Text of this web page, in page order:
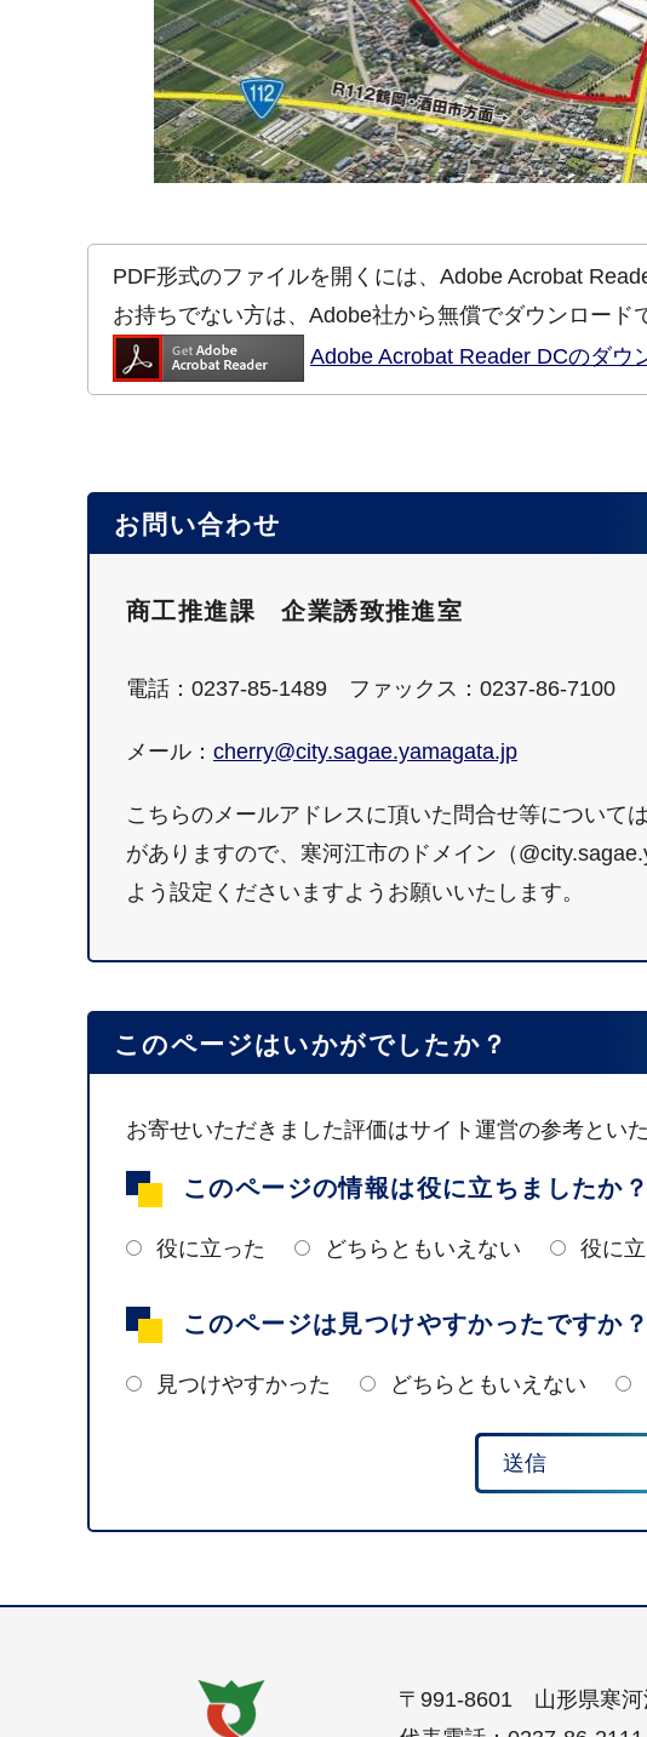
PDF形式のファイルを開くには、Adobe Acrobat
お持ちでない方は、Adobe社から無償でダウンロード
Adobe Acrobat Reader DCのダウ
お問い合わせ
商工推進課 企業誘致推進室
電話：0237-85-1489 ファックス：0237-86-7100
メール： cherry@city.sagae.yamagata.jp
こちらのメールアドレスに頂いた問合せ等について
がありますので、寒河江市のドメイン（
よう設定くださいますようお願いいたします。
このページはいかがでしたか？
お寄せいただきました評価はサイト運営の参考といた
このページの情報は役に立ちましたか？
役に立った どちらともいえない 役に
このページは見つけやすかったですか？
見つけやすかった どちらともいえない
〒991-8601 山形県寒河